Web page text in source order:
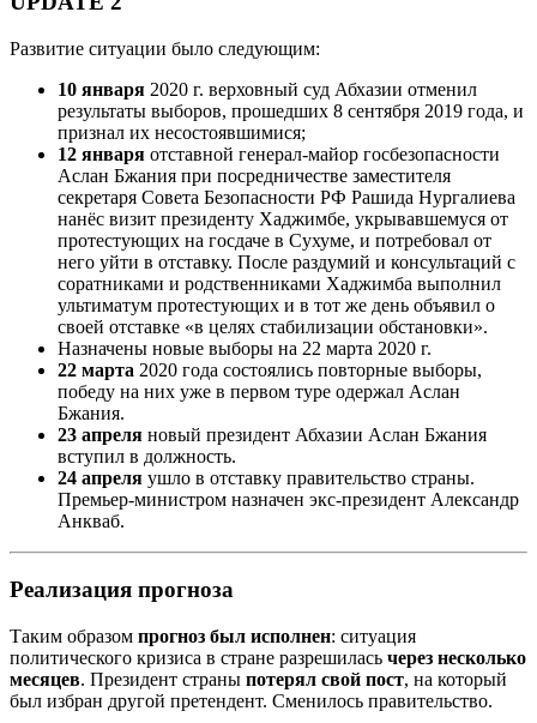
Развитие ситуации было следующим:
10 января 2020 г. верховный суд Абхазии отменил
результаты выборов, прошедших 8 сентября 2019 года, и
признал их несостоявшимися;
12 января отставной генерал-майор госбезопасности
Аслан Бжания при посредничестве заместителя
секретаря Совета Безопасности РФ Рашида Нургалиева
нанёс визит президенту Хаджимбе, укрывавшемуся от
протестующих на госдаче в Сухуме, и потребовал от
него уйти в отставку. После раздумий и консультаций с
соратниками и родственниками Хаджимба выполнил
ультиматум протестующих и в тот же день объявил о
своей отставке «в целях стабилизации обстановки».
Назначены новые выборы на 22 марта 2020 г.
22 марта 2020 года состоялись повторные выборы,
победу на них уже в первом туре одержал Аслан
Бжания.
23 апреля новый президент Абхазии Аслан Бжания
вступил в должность.
24 апреля ушло в отставку правительство страны.
Премьер-министром назначен экс-президент Александр
Анкваб.
Реализация прогноза
Таким образом прогноз был исполнен: ситуация
политического кризиса в стране разрешилась через несколько
месяцев. Президент страны потерял свой пост, на который
был избран другой претендент. Сменилось правительство.